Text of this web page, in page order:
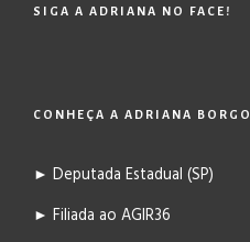
SIGA A ADRIANA NO FACE!
CONHEÇA A ADRIANA BORGO
► Deputada Estadual (SP)
► Filiada ao AGIR36